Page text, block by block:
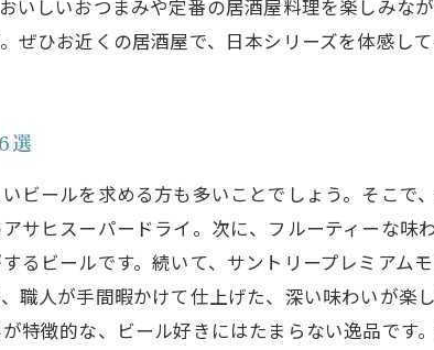
いしいおつまみや定番の居酒屋料理を楽しみな
ぜひお近くの居酒屋で、日本シリーズを体感して
選
ビールを求める方も多いことでしょう。そこで
サヒスーパードライ。次に、フルーティーな
るビールです。続いて、サントリープレミアム
職人が手間暇かけて仕上げた、深い味わいが楽
特徴的な、ビール好きにはたまらない逸品で